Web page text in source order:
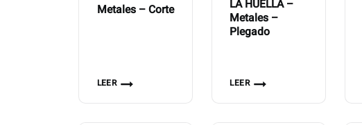
Metales – Corte
LEER
LA HUELLA –
Metales –
Plegado
LEER